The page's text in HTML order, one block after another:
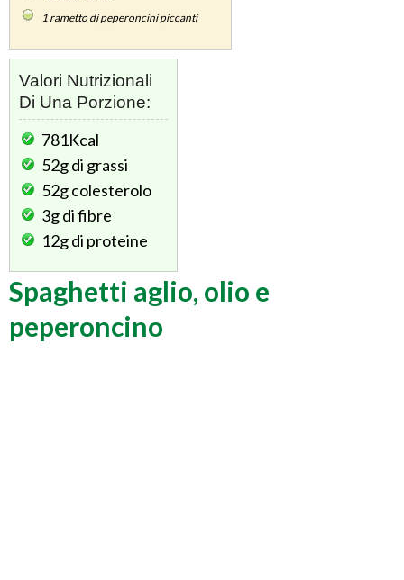
1 rametto di peperoncini piccanti
Valori Nutrizionali
Di Una Porzione:
781Kcal
52gdi grassi
52gcolesterolo
3gdi fibre
12gdi proteine
Spaghetti aglio, olio e
peperoncino